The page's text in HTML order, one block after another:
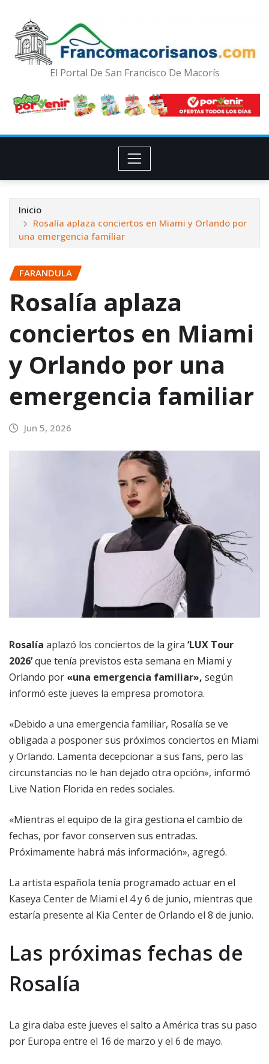
El Portal De San Francisco De Macorís
Inicio
Rosalía aplaza conciertos en Miami y Orlando por
una emergencia familiar
FARANDULA
Rosalía aplaza
conciertos en Miami
y Orlando por una
emergencia familiar
Jun 5, 2026
Rosalía aplazó los conciertos de la gira ‘LUX Tour
2026’que tenía previstos esta semana en Miami y
Orlando por «una emergencia familiar», según
informó este jueves la empresa promotora.
«Debido a una emergencia familiar, Rosalía se ve
obligada a posponer sus próximos conciertos en Miami
y Orlando. Lamenta decepcionar a sus fans, pero las
circunstancias no le han dejado otra opción», informó
Live Nation Florida en redes sociales.
«Mientras el equipo de la gira gestiona el cambio de
fechas, por favor conserven sus entradas.
Próximamente habrá más información», agregó.
La artista española tenía programado actuar en el
Kaseya Center de Miami el 4 y 6 de junio, mientras que
estaría presente al Kia Center de Orlando el 8 de junio.
Las próximas fechas de
Rosalía
La gira daba este jueves el salto a América tras su paso
por Europa entre el 16 de marzo y el 6 de mayo.